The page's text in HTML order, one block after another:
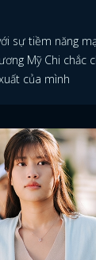
sự tiềm năng
Mỹ Chi chắc
của mình